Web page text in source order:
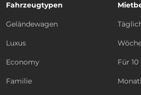
Fahrzeugtypen
Geländewagen
Luxus
Economy
Familie
Für 10